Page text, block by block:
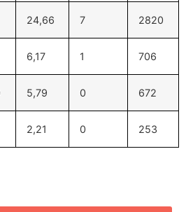
24,66 7 2820
6,17 1 706
5,79 0 672
2,21 0 253